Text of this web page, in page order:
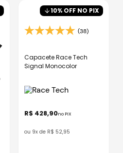
10% OFF NO PIX
(38)
Capacete Race Tech
Signal Monocolor
R$ 428,90no PIX
ou 9x de R$ 52,95